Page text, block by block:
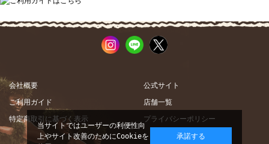
会社概要
公式サイト
ご利用ガイド
店舗一覧
特定商取引に基づく表示
プライバシーポリシー
当サイトではユーザーの利便性向
上やサイト改善のためにCookieを
承諾する